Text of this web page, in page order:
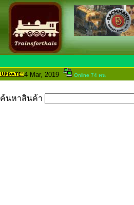
4 Mar, 2019 Online 74 คน
ค้นหาสินค้า